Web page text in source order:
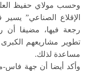
وحسب مولاي حفيظ
الإقلاع الصناعي”
رجعة فيها، مضيفا أن
تطوير مشاريعهم الكبرى
مساعدة لذلك.
وأكد أيضا أن جهة فاس-